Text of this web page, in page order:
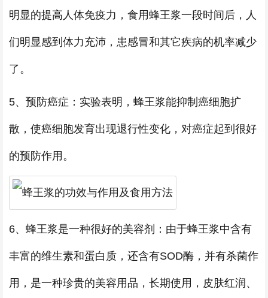
明显的提高人体免疫力，食用蜂王浆一段时间后，人
们明显感到体力充沛，患感冒和其它疾病的机率减少
了。
5、预防癌症：实验表明，蜂王浆能抑制癌细胞扩
散，使癌细胞发育出现退行性变化，对癌症起到很好
的预防作用。
6、蜂王浆是一种很好的美容剂：由于蜂王浆中含有
丰富的维生素和蛋白质，还含有SOD酶，并有杀菌作
用，是一种珍贵的美容用品，长期使用，皮肤红润、